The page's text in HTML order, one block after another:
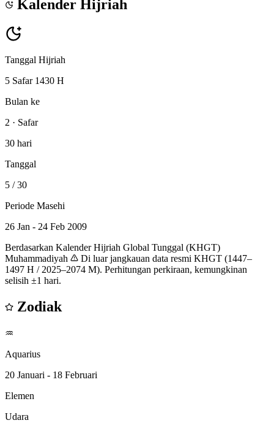
Kalender Hijriah
Tanggal Hijriah
5 Safar 1430 H
Bulan ke
2 · Safar
30 hari
Tanggal
5 / 30
Periode Masehi
26 Jan - 24 Feb 2009
Berdasarkan Kalender Hijriah Global Tunggal (KHGT)
Muhammadiyah
Di luar jangkauan data resmi KHGT (1447–
1497 H / 2025–2074 M). Perhitungan perkiraan, kemungkinan
selisih ±1 hari.
Zodiak
♒
Aquarius
20 Januari - 18 Februari
Elemen
Udara